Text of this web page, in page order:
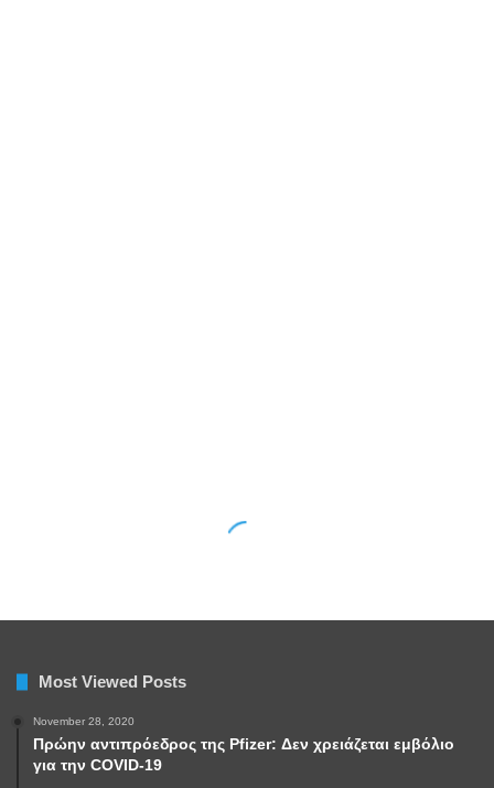
Most Viewed Posts
November 28, 2020
Πρώην αντιπρόεδρος της Pfizer: Δεν χρειάζεται εμβόλιο
για την COVID-19